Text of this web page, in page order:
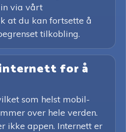
via vårt
at du kan fortsette å
tilkobling.
for å
som helst mobil-
over hele verden.
ikke appen. Internett er